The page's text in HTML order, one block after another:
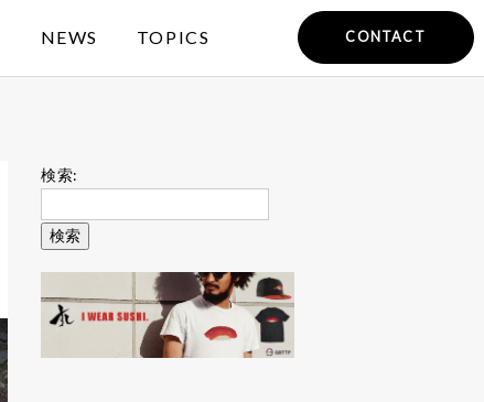
NEWS TOPICS CONTACT
検索: